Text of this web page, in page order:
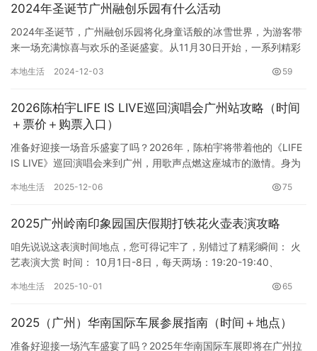
2024年圣诞节广州融创乐园有什么活动
2024年圣诞节，广州融创乐园将化身童话般的冰雪世界，为游客带
来一场充满惊喜与欢乐的圣诞盛宴。从11月30日开始，一系列精彩
本地生活 2024-12-03 59
2026陈柏宇LIFE IS LIVE巡回演唱会广州站攻略（时间
＋票价＋购票入口）
准备好迎接一场音乐盛宴了吗？2026年，陈柏宇将带着他的《LIFE
IS LIVE》巡回演唱会来到广州，用歌声点燃这座城市的激情。身为
本地生活 2025-12-06 75
2025广州岭南印象园国庆假期打铁花火壶表演攻略
咱先说说这表演时间地点，您可得记牢了，别错过了精彩瞬间： 火
艺表演大赏 时间： 10月1日-8日，每天两场：19:20-19:40、
本地生活 2025-10-01 65
2025（广州）华南国际车展参展指南（时间＋地点）
准备好迎接一场汽车盛宴了吗？2025年华南国际车展即将在广州拉